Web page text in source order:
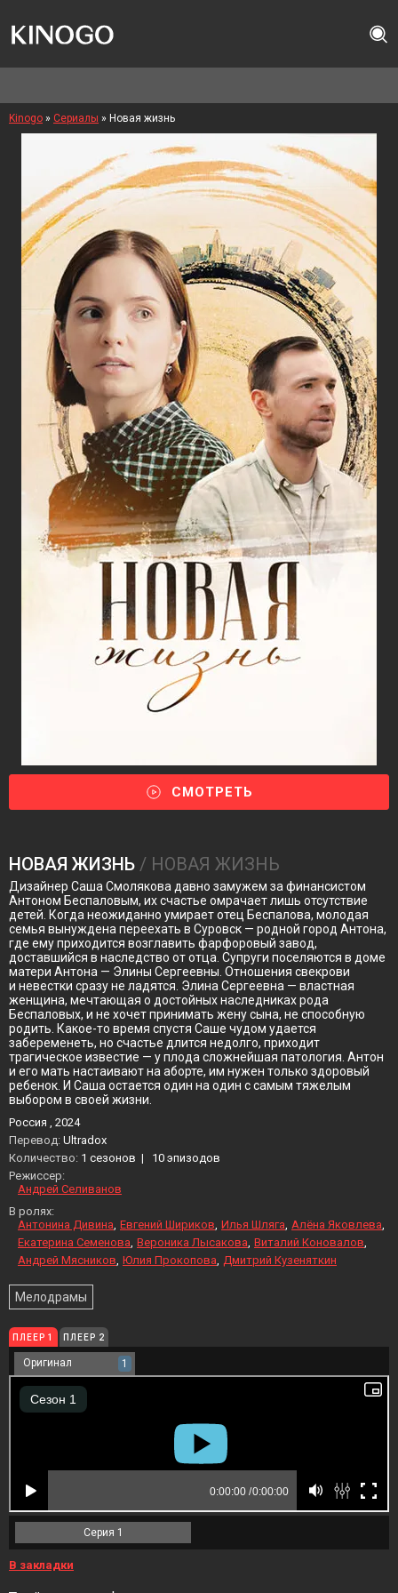
Kinogo » Сериалы » Новая жизнь
СМОТРЕТЬ
НОВАЯ ЖИЗНЬ / НОВАЯ ЖИЗНЬ
Дизайнер Саша Смолякова давно замужем за финансистом
Антоном Беспаловым, их счастье омрачает лишь отсутствие
детей. Когда неожиданно умирает отец Беспалова, молодая
семья вынуждена переехать в Суровск — родной город Антона,
где ему приходится возглавить фарфоровый завод,
доставшийся в наследство от отца. Супруги поселяются в доме
матери Антона — Элины Сергеевны. Отношения свекрови
и невестки сразу не ладятся. Элина Сергеевна — властная
женщина, мечтающая о достойных наследниках рода
Беспаловых, и не хочет принимать жену сына, не способную
родить. Какое-то время спустя Саше чудом удается
забеременеть, но счастье длится недолго, приходит
трагическое известие — у плода сложнейшая патология. Антон
и его мать настаивают на аборте, им нужен только здоровый
ребенок. И Саша остается один на один с самым тяжелым
выбором в своей жизни.
Россия , 2024
Перевод: Ultradox
Количество: 1 сезонов | 10 эпизодов
Режиссер:
Андрей Селиванов
В ролях:
Антонина Дивина Евгений Шириков Илья Шляга Алёна Яковлева
Екатерина Семенова Вероника Лысакова Виталий Коновалов
Андрей Мясников Юлия Прокопова Дмитрий Кузеняткин
Мелодрамы
ПЛЕЕР 1 ПЛЕЕР 2
Оригинал 1
Серия 1
В закладки